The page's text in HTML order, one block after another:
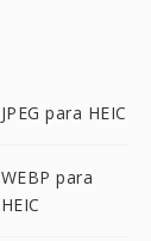
JPEG para HEIC
WEBP para
HEIC